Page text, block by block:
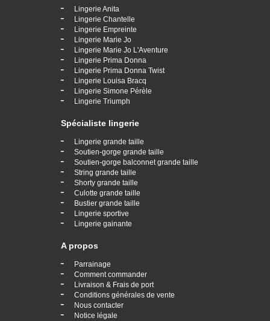
- Lingerie Anita
- Lingerie Chantelle
- Lingerie Empreinte
- Lingerie Marie Jo
- Lingerie Marie Jo L'Aventure
- Lingerie Prima Donna
- Lingerie Prima Donna Twist
- Lingerie Louisa Bracq
- Lingerie Simone Pérèle
- Lingerie Triumph
Spécialiste lingerie
- Lingerie grande taille
- Soutien-gorge grande taille
- Soutien-gorge balconnet grande taille
- String grande taille
- Shorty grande taille
- Culotte grande taille
- Bustier grande taille
- Lingerie sportive
- Lingerie gainante
A propos
- Parrainage
- Comment commander
- Livraison & Frais de port
- Conditions générales de vente
- Nous contacter
- Notice légale